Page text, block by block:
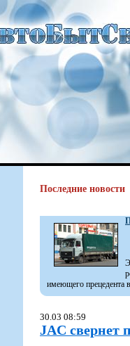
Последние новости
имеющего прецедента
30.03 08:59
JAC свернет